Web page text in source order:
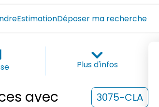
EstimationDéposer ma recherche
Plus d'infos
avec
3075-CLA